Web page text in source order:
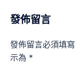
發佈留言
發佈留言必須填
示為 *